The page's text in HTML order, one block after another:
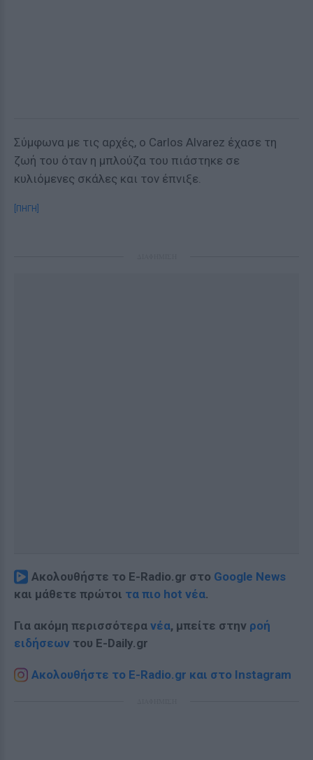
Σύμφωνα με τις αρχές, ο Carlos Alvarez έχασε τη
ζωή του όταν η μπλούζα του πιάστηκε σε
κυλιόμενες σκάλες και τον έπνιξε.
[ΠΗΓΗ]
Ακολουθήστε το E-Radio.gr στο Google News
και μάθετε πρώτοι τα πιο hot νέα.
Για ακόμη περισσότερα νέα, μπείτε στην ροή
ειδήσεων του E-Daily.gr
Ακολουθήστε το E-Radio.gr και στο Instagram